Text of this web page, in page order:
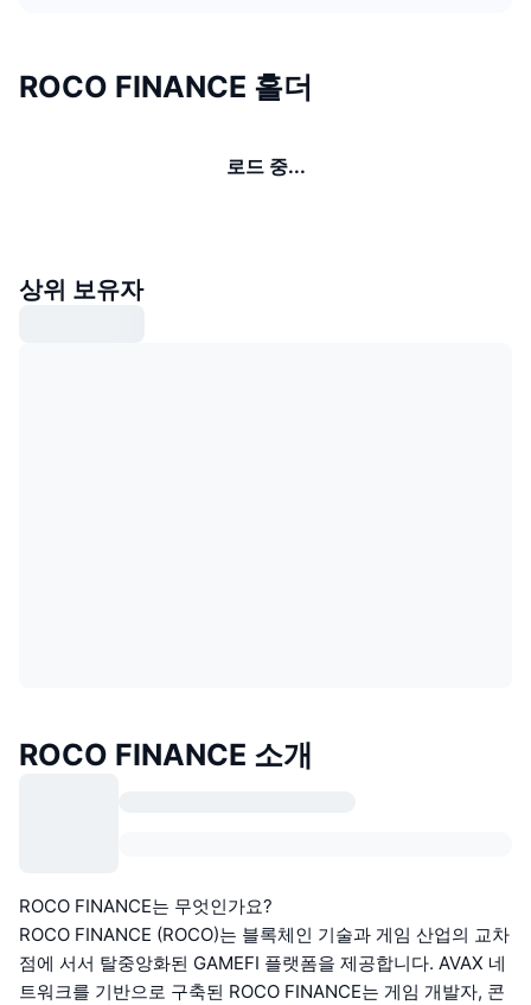
ROCO FINANCE 홀더
로드 중...
상위 보유자
ROCO FINANCE 소개
ROCO FINANCE는 무엇인가요?
ROCO FINANCE (ROCO)는 블록체인 기술과 게임 산업의 교차
점에 서서 탈중앙화된 GAMEFI 플랫폼을 제공합니다. AVAX 네
트워크를 기반으로 구축된 ROCO FINANCE는 게임 개발자, 콘